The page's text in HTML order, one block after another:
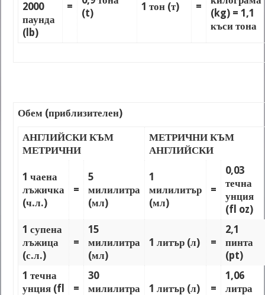
2000
паунда
(lb)
=
(t)
1 тон (т) =
(kg) = 1,1
къси тона
Обем (приблизителен)
АНГЛИЙСКИ КЪМ
МЕТРИЧНИ
МЕТРИЧНИ КЪМ
АНГЛИЙСКИ
1 чаена
лъжичка
(ч.л.)
=
5
милилитра
(мл)
1
милилитър
(мл)
=
0,03
течна
унция
(fl oz)
1 супена
лъжица
(с.л.)
=
15
милилитра
(мл)
1 литър (л) =
2,1
пинта
(pt)
1 течна
унция (fl
=
30
милилитра
1 литър (л) =
1,06
литра